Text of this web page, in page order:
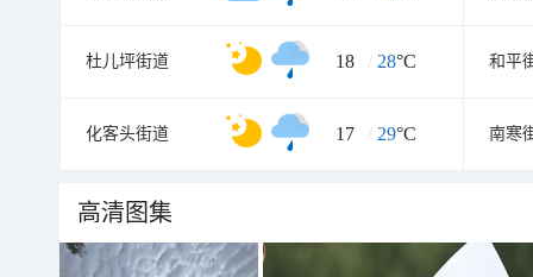
杜儿坪街道 18 / 28°C 和平
化客头街道 17 / 29°C 南寒
高清图集